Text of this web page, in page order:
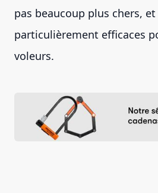
pas beaucoup plus chers,
particulièrement efficaces
voleurs.